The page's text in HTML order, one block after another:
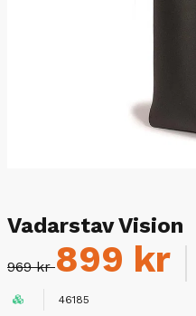
Vadarstav Vision
969 kr899 kr
46185